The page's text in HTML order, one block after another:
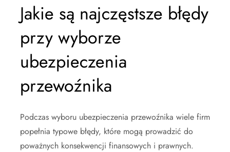
Jakie są najczęstsze błędy
przy wyborze
ubezpieczenia
przewoźnika
Podczas wyboru ubezpieczenia przewoźnika wiele firm
popełnia typowe błędy, które mogą prowadzić do
poważnych konsekwencji finansowych i prawnych.